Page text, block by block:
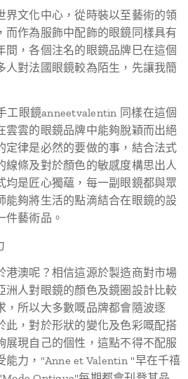
界文化中心，從時裝以至藝術的領
而作為服飾中配飾的眼鏡同樣具有
間，各個注名的眼鏡品牌巳在這個
人對法國眼鏡較為陌生，先讓我簡
工眼鏡anneetvalentin 同樣在這個
雲雲的眼鏡品牌中能夠脫穎而出絕
定律是必然的要做的事，結合法式
線條及對於顏色的敏感度構思出人
均是匠心獨蘊，每一副眼鏡都與眾
能夠將生活的點滴結合在眼鏡的設
件藝術品。
港澳呢？相信這源於製造商對市場
洲人對眼鏡的顏色及鏡圈設計比較
，所以大多數嘅品牌都會隨波逐
此，對於形狀的變化及色彩嘅配搭
展現自己的個性，這點不得不配服
能力，"Anne et Valentin "早在千禧